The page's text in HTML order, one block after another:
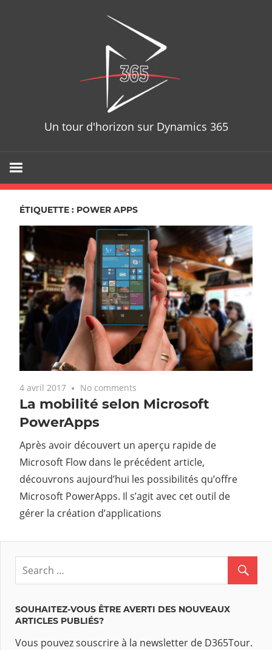
Un tour d'horizon sur Dynamics 365
ÉTIQUETTE : POWER APPS
4 avril 2017 No comments
La mobilité selon Microsoft
PowerApps
Après avoir découvert un aperçu rapide de
Microsoft Flow dans le précédent article,
découvrons aujourd’hui les possibilités qu’offre
Microsoft PowerApps. Il s’agit avec cet outil de
gérer la création d’applications
SOUHAITEZ-VOUS ÊTRE AVERTI DES NOUVEAUX
ARTICLES PUBLIÉS?
Vous pouvez souscrire à la newsletter de D365Tour.